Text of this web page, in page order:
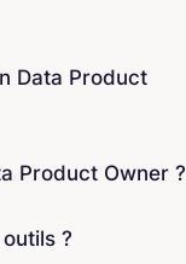
Data Product
Product Owner ?
?